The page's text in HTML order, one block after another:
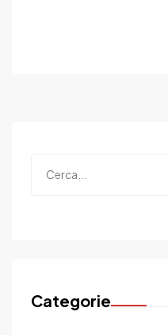
Categorie